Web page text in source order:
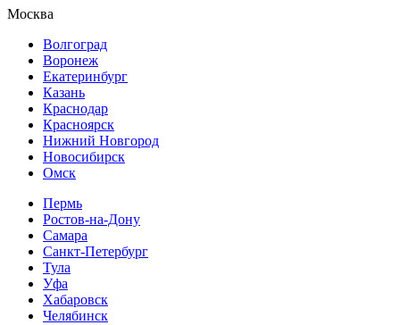
Москва
Волгоград
Воронеж
Екатеринбург
Казань
Краснодар
Красноярск
Нижний Новгород
Новосибирск
Омск
Пермь
Ростов-на-Дону
Самара
Санкт-Петербург
Тула
Уфа
Хабаровск
Челябинск